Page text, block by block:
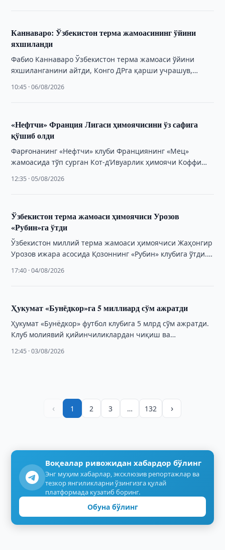
Каннаваро: Ўзбекистон терма жамоасининг ўйини
яхшиланди
Фабио Каннаваро Ўзбекистон терма жамоаси ўйини
яхшиланганини айтди, Конго ДРга қарши учрашув,
10:45 · 06/08/2026
«Нефтчи» Франция Лигаси ҳимоячисини ўз сафига
қўшиб олди
Фарғонанинг «Нефтчи» клуби Франциянинг «Мец»
жамоасида тўп сурган Кот-д’Ивуарлик ҳимоячи Коффи
12:35 · 05/08/2026
Ўзбекистон терма жамоаси ҳимоячиси Урозов
«Рубин»га ўтди
Ўзбекистон миллий терма жамоаси ҳимоячиси Жаҳонгир
Урозов ижара асосида Қозоннинг «Рубин» клубига ўтди.
17:40 · 04/08/2026
Ҳукумат «Бунёдкор»га 5 миллиард сўм ажратди
Ҳукумат «Бунёдкор» футбол клубига 5 млрд сўм ажратди.
Клуб молиявий қийинчиликлардан чиқиш ва
тайёрланмоқда.
12:45 · 03/08/2026
‹ 1 2 3 … 132 ›
Воқеалар ривожидан хабардор бўлинг
Энг муҳим хабарлар, эксклюзив репортажлар ва
тезкор янгиликларни ўзингизга қулай
платформада кузатиб боринг.
Обуна бўлинг